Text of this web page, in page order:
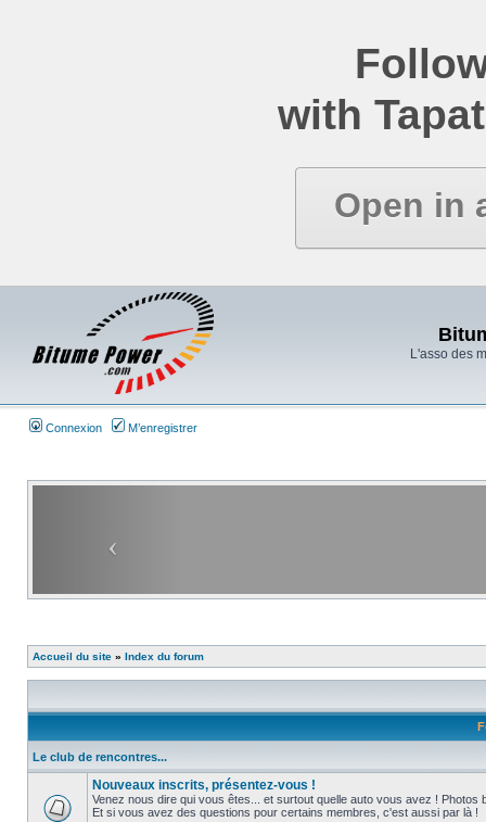
with
Open in
L'asso des
Connexion M’enregistrer
Accueil du site » Index du forum
Le club de rencontres...
Nouveaux inscrits, présentez-vous !
Venez nous dire qui vous êtes... et surtout quelle auto vous avez ! Photos
Et si vous avez des questions pour certains membres, c'est aussi par là !